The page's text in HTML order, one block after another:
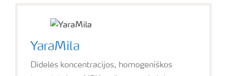
YaraMila
Didelės koncentracijos, homogeniškos